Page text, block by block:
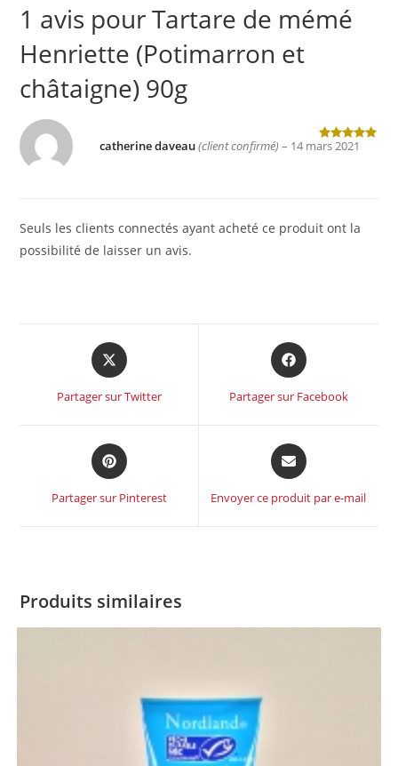
1 avis pourTartare de mémé
Henriette (Potimarron et
châtaigne) 90g
Note5sur
catherine daveau(client confirmé) – 14 mars 2021
Seuls les clients connectés ayant acheté ce produit ont la
possibilité de laisser un avis.
Partager sur Twitter Partager sur Facebook
Partager sur Pinterest Envoyer ce produit par e-mail
Produits similaires